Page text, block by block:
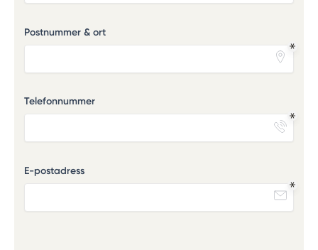
Postnummer & ort
Telefonnummer
E-postadress